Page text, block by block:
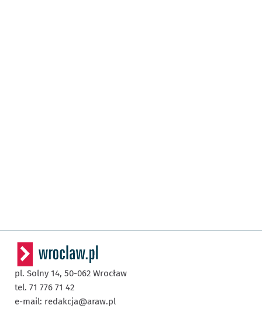
pl. Solny 14, 50-062 Wrocław
tel. 71 776 71 42
e-mail: redakcja@araw.pl